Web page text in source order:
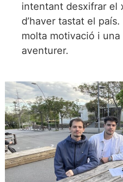
intentant desxifrar el
d’haver tastat el
molta motivació i una
aventurer.